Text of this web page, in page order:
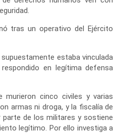
tras un operativo del Ejército
estaba vinculada
en legítima defensa
murieron cinco civiles y varias
armas ni droga, y la fiscalía de
parte de los militares y sostiene
legítimo. Por ello investiga a